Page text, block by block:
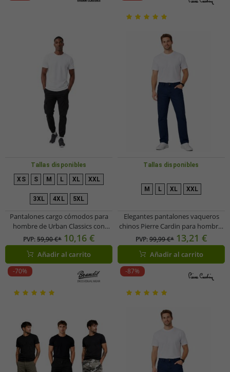
Tallas disponibles
XS S M L XL XXL
3XL 4XL 5XL
Pantalones cargo cómodos para
hombre de Urban Classics con
cintura elástica y bolsillos cargo,
color negro
PVP:59,90 €* 10,16 €
Añadir al carrito
Tallas disponibles
M L XL XXL
Elegantes pantalones vaqueros
chinos Pierre Cardin para hombre,
de algodón, I22PI4565, azul
PVP:99,99 €* 13,21 €
Añadir al carrito
-70% -87%